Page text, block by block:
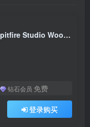
喷火木管乐器专业版 Spitfire Audio Spitfire Studio Woodwinds Professional
钻石会员 免费
登录购买